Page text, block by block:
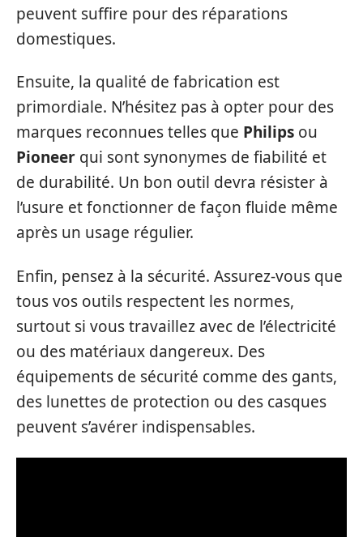
peuvent suffire pour des réparations
domestiques.
Ensuite, la qualité de fabrication est
primordiale. N’hésitez pas à opter pour des
marques reconnues telles que Philips ou
Pioneer qui sont synonymes de fiabilité et
de durabilité. Un bon outil devra résister à
l’usure et fonctionner de façon fluide même
après un usage régulier.
Enfin, pensez à la sécurité. Assurez-vous que
tous vos outils respectent les normes,
surtout si vous travaillez avec de l’électricité
ou des matériaux dangereux. Des
équipements de sécurité comme des gants,
des lunettes de protection ou des casques
peuvent s’avérer indispensables.